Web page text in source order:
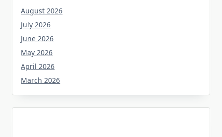
August 2026
July 2026
June 2026
May 2026
April 2026
March 2026